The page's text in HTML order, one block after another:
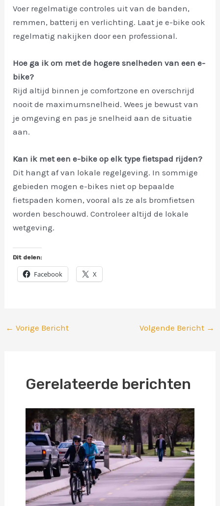
Voer regelmatige controles uit van de banden,
remmen, batterij en verlichting. Laat je e-bike ook
regelmatig nakijken door een professional.
Hoe ga ik om met de hogere snelheden van een e-
bike?
Rijd altijd binnen je comfortzone en overschrijd
nooit de maximumsnelheid. Wees je bewust van
je omgeving en pas je snelheid aan de situatie
aan.
Kan ik met een e-bike op elk type fietspad rijden?
Dit hangt af van lokale regelgeving. In sommige
gebieden mogen e-bikes niet op bepaalde
fietspaden komen, vooral als ze als bromfietsen
worden beschouwd. Controleer altijd de lokale
wetgeving.
Dit delen:
Facebook X
← Vorige Bericht Volgende Bericht →
Gerelateerde berichten